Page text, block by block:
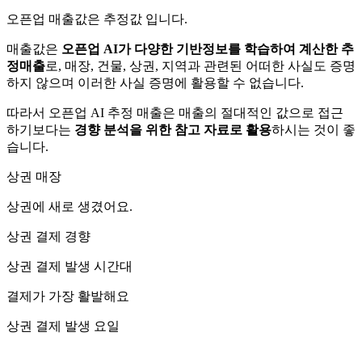
오픈업 매출값은 추정값 입니다.
매출값은 오픈업 AI가 다양한 기반정보를 학습하여 계산한 추
정매출로, 매장, 건물, 상권, 지역과 관련된 어떠한 사실도 증명
하지 않으며 이러한 사실 증명에 활용할 수 없습니다.
따라서 오픈업 AI 추정 매출은 매출의 절대적인 값으로 접근
하기보다는 경향 분석을 위한 참고 자료로 활용하시는 것이 좋
습니다.
상권 매장
상권에 새로 생겼어요.
상권 결제 경향
상권 결제 발생 시간대
결제가 가장 활발해요
상권 결제 발생 요일